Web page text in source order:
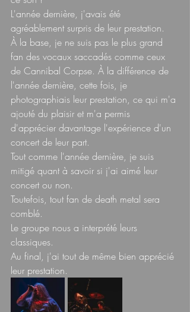
L'année dernière, j'avais été
agréablement surpris de leur prestation.
À la base, je ne suis pas le plus grand
fan des vocaux saccadés comme ceux
de Cannibal Corpse. À la différence de
l'année dernière, cette fois, je
photographiais leur prestation, ce qui m'a
ajouté du plaisir et m'a permis
d'apprécier davantage l'expérience d'un
concert de leur part.
Tout comme l'année dernière, je suis
mitigé quant à savoir si j'ai aimé leur
concert ou non.
Toutefois, tout fan de death metal sera
comblé.
Le groupe nous a interprété leurs
classiques.
Au final, j'ai tout de même bien apprécié
leur prestation.